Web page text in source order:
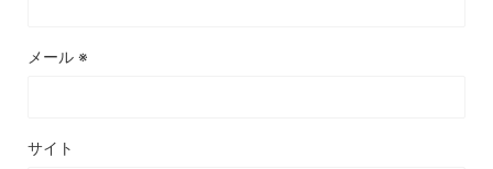
メール ※
サイト